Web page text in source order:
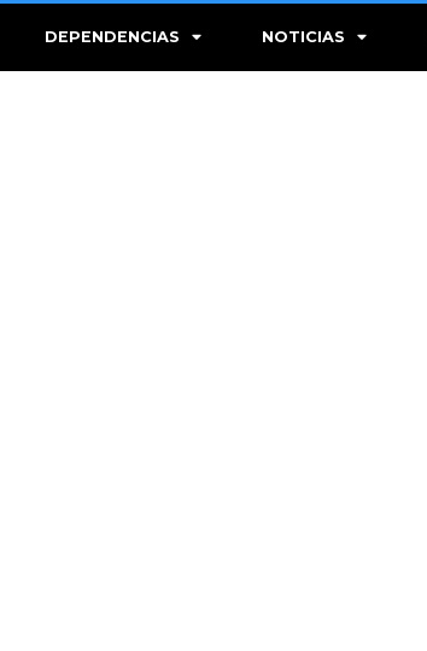
DEPENDENCIAS NOTICIAS